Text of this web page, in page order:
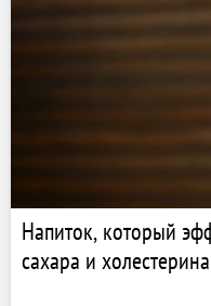
Напиток, который
сахара и холестерина